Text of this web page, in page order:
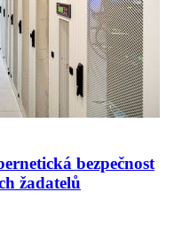
bezpečnost
žadatelů